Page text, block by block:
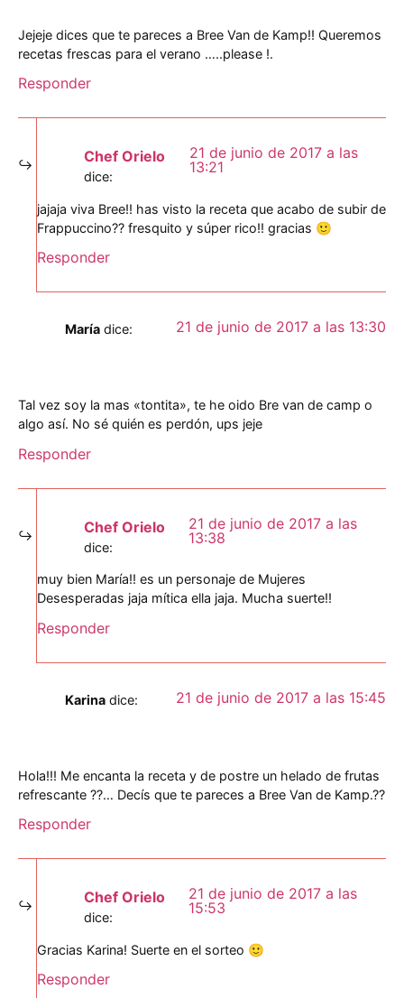
Jejeje dices que te pareces a Bree Van de Kamp!! Queremos
recetas frescas para el verano …..please !.
Responder
Chef Orielo
dice:
21 de junio de 2017 a las
13:21
jajaja viva Bree!! has visto la receta que acabo de subir de
Frappuccino?? fresquito y súper rico!! gracias 🙂
Responder
María dice: 21 de junio de 2017 a las 13:30
Tal vez soy la mas «tontita», te he oido Bre van de camp o
algo así. No sé quién es perdón, ups jeje
Responder
Chef Orielo
dice:
21 de junio de 2017 a las
13:38
muy bien María!! es un personaje de Mujeres
Desesperadas jaja mítica ella jaja. Mucha suerte!!
Responder
Karina dice: 21 de junio de 2017 a las 15:45
Hola!!! Me encanta la receta y de postre un helado de frutas
refrescante ??… Decís que te pareces a Bree Van de Kamp.??
Responder
Chef Orielo
dice:
21 de junio de 2017 a las
15:53
Gracias Karina! Suerte en el sorteo 🙂
Responder